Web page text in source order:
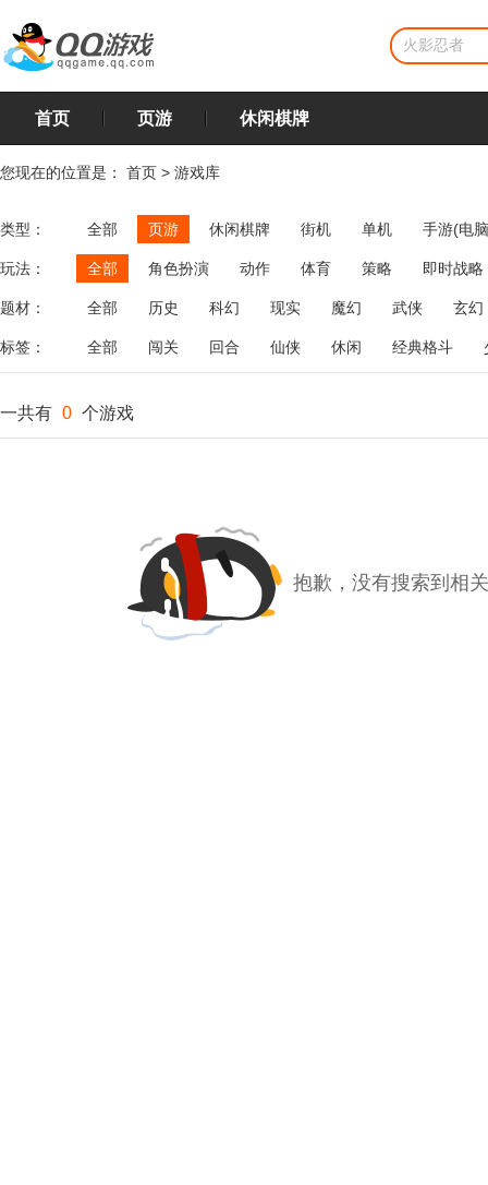
首页 页游 休闲棋牌
您现在的位置是： 首页 > 游戏库
类型： 全部 页游 休闲棋牌 街机 单机 手游(电
玩法： 全部 角色扮演 动作 体育 策略
即时战略
飞行
恋爱 第三人称射击 棋类 牌类 麻将
题材： 全部 历史 科幻 现实 魔幻 武侠 玄幻
标签： 全部 闯关 回合 仙侠 休闲 经典格斗
一共有 0 个游戏
抱歉，没有搜索到相